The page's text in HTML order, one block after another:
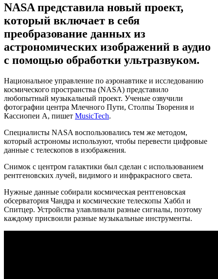
NASA представила новый проект,
который включает в себя
преобразование данных из
астрономических изображений в аудио
с помощью обработки ультразвуком.
Национальное управление по аэронавтике и исследованию
космического пространства (NASA) представило
любопытный музыкальный проект. Ученые озвучили
фотографии центра Млечного Пути, Столпы Творения и
Кассиопеи А, пишет MusicTech.
Специалисты NASA воспользовались тем же методом,
который астрономы используют, чтобы перевести цифровые
данные с телескопов в изображения.
Снимок с центром галактики был сделан с использованием
рентгеновских лучей, видимого и инфракрасного света.
Нужные данные собирали космическая рентгеновская
обсерватория Чандра и космические телескопы Хаббл и
Спитцер. Устройства улавливали разные сигналы, поэтому
каждому присвоили разные музыкальные инструменты.